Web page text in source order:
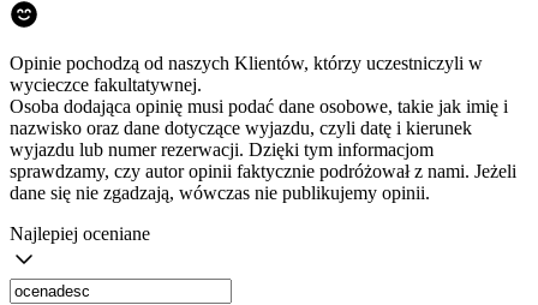
Opinie pochodzą od naszych Klientów, którzy uczestniczyli w
wycieczce fakultatywnej.
Osoba dodająca opinię musi podać dane osobowe, takie jak imię i
nazwisko oraz dane dotyczące wyjazdu, czyli datę i kierunek
wyjazdu lub numer rezerwacji. Dzięki tym informacjom
sprawdzamy, czy autor opinii faktycznie podróżował z nami. Jeżeli
dane się nie zgadzają, wówczas nie publikujemy opinii.
Najlepiej oceniane